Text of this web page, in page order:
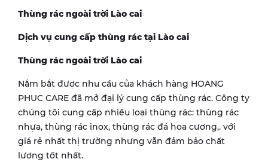
Thùng rác ngoài trời Lào cai
Dịch vụ cung cấp thùng rác tại Lào cai
Thùng rác ngoài trời Lào cai
Nắm bắt được nhu cầu của khách hàng HOANG
PHUC CARE đã mở đại lý cung cấp thùng rác. Công ty
chúng tôi cung cấp nhiều loại thùng rác: thùng rác
nhựa, thùng rác inox, thùng rác đá hoa cương,. với
giá rẻ nhất thị trường nhưng vẫn đảm bảo chất
lượng tốt nhất.